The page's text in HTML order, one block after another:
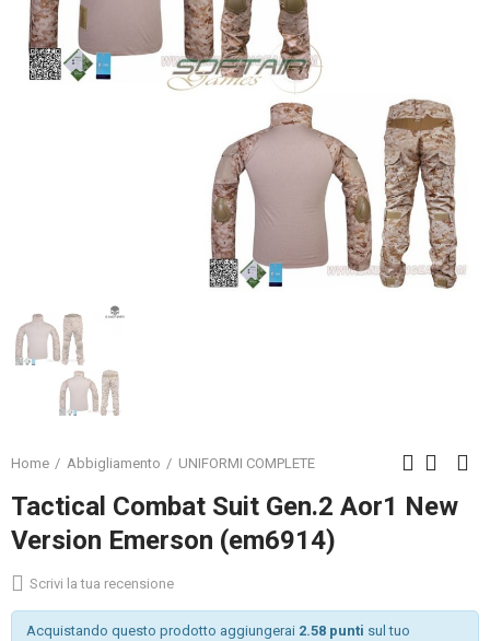
Home Abbigliamento UNIFORMI COMPLETE
Tactical Combat Suit Gen.2 Aor1 New
Version Emerson (em6914)
Scrivi la tua recensione
Acquistando questo prodotto aggiungerai 2.58 punti sul tuo